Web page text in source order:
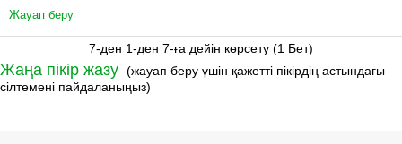
Жауап беру
7-ден 1-ден 7-ға дейін көрсету (1 Бет)
Жаңа пікір жазу (жауап беру үшін қажетті пікірдің астындағы
сілтемені пайдаланыңыз)